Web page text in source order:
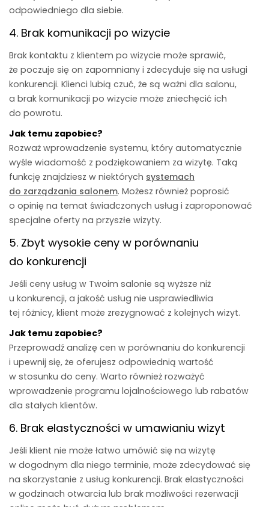
odpowiedniego dla siebie.
4. Brak komunikacji po wizycie
Brak kontaktu z klientem po wizycie może sprawić,
że poczuje się on zapomniany i zdecyduje się na usługi
konkurencji. Klienci lubią czuć, że są ważni dla salonu,
a brak komunikacji po wizycie może zniechęcić ich
do powrotu.
Jak temu zapobiec?
Rozważ wprowadzenie systemu, który automatycznie
wyśle wiadomość z podziękowaniem za wizytę. Taką
funkcję znajdziesz w niektórych systemach
do zarządzania salonem. Możesz również poprosić
o opinię na temat świadczonych usług i zaproponować
specjalne oferty na przyszłe wizyty.
5. Zbyt wysokie ceny w porównaniu
do konkurencji
Jeśli ceny usług w Twoim salonie są wyższe niż
u konkurencji, a jakość usług nie usprawiedliwia
tej różnicy, klient może zrezygnować z kolejnych wizyt.
Jak temu zapobiec?
Przeprowadź analizę cen w porównaniu do konkurencji
i upewnij się, że oferujesz odpowiednią wartość
w stosunku do ceny. Warto również rozważyć
wprowadzenie programu lojalnościowego lub rabatów
dla stałych klientów.
6. Brak elastyczności w umawianiu wizyt
Jeśli klient nie może łatwo umówić się na wizytę
w dogodnym dla niego terminie, może zdecydować się
na skorzystanie z usług konkurencji. Brak elastyczności
w godzinach otwarcia lub brak możliwości rezerwacji